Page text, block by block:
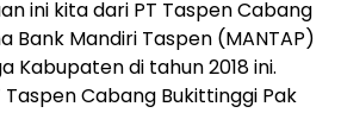
ini kita dari PT Taspen Cabang
Bank Mandiri Taspen (MANTAP)
Kabupaten di tahun 2018 ini.
Cabang Bukittinggi Pak